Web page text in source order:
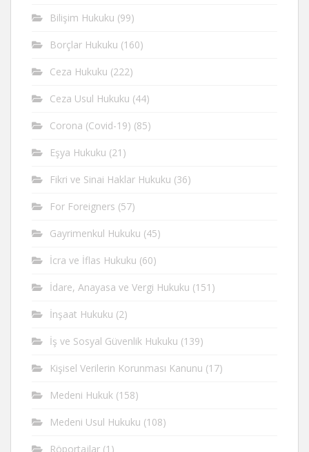
Bilişim Hukuku (99)
Borçlar Hukuku (160)
Ceza Hukuku (222)
Ceza Usul Hukuku (44)
Corona (Covid-19) (85)
Eşya Hukuku (21)
Fikri ve Sinai Haklar Hukuku (36)
For Foreigners (57)
Gayrimenkul Hukuku (45)
İcra ve İflas Hukuku (60)
İdare, Anayasa ve Vergi Hukuku (151)
İnşaat Hukuku (2)
İş ve Sosyal Güvenlik Hukuku (139)
Kişisel Verilerin Korunması Kanunu (17)
Medeni Hukuk (158)
Medeni Usul Hukuku (108)
Röportajlar (1)